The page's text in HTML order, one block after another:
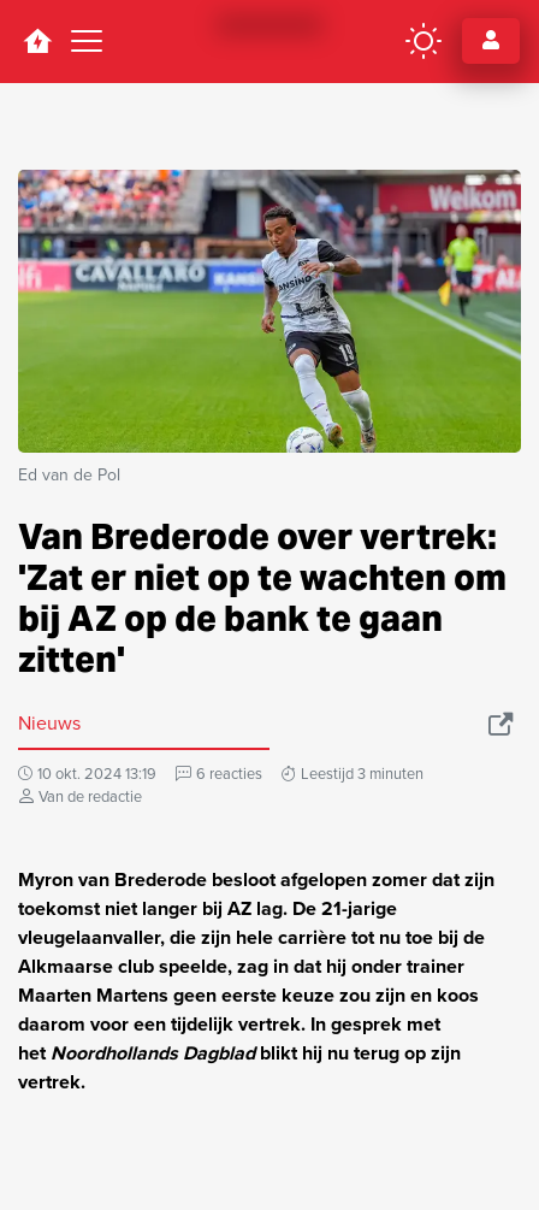
Navigation
Ed van de Pol
Van Brederode over vertrek:
'Zat er niet op te wachten om
bij AZ op de bank te gaan
zitten'
Nieuws
10 okt. 2024 13:19 6 reacties
Leestijd 3 minuten
Van de redactie
Myron van Brederode besloot afgelopen zomer dat zijn
toekomst niet langer bij AZ lag. De 21-jarige
vleugelaanvaller, die zijn hele carrière tot nu toe bij de
Alkmaarse club speelde, zag in dat hij onder trainer
Maarten Martens geen eerste keuze zou zijn en koos
daarom voor een tijdelijk vertrek. In gesprek met
hetNoordhollands Dagbladblikt hij nu terug op zijn
vertrek.